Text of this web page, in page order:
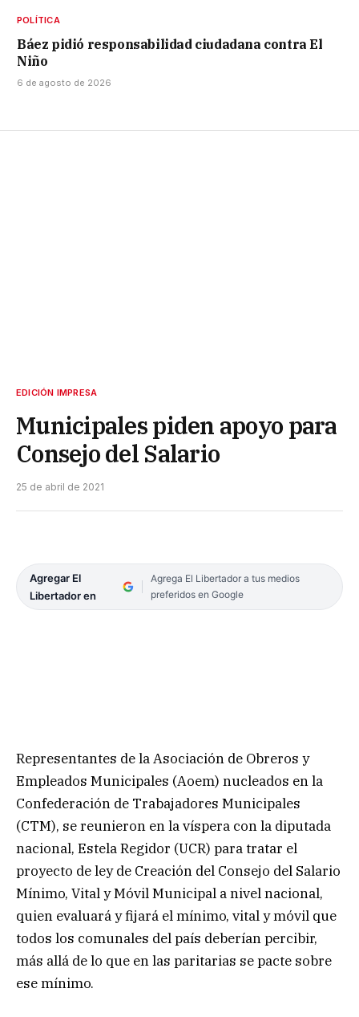
POLÍTICA
Báez pidió responsabilidad ciudadana contra El
Niño
6 de agosto de 2026
EDICIÓN IMPRESA
Municipales piden apoyo para
Consejo del Salario
25 de abril de 2021
Agregar El
Libertador en
Agrega El Libertador a tus medios
preferidos en Google
Representantes de la Asociación de Obreros y
Empleados Municipales (Aoem) nucleados en la
Confederación de Trabajadores Municipales
(CTM), se reunieron en la víspera con la diputada
nacional, Estela Regidor (UCR) para tratar el
proyecto de ley de Creación del Consejo del Salario
Mínimo, Vital y Móvil Municipal a nivel nacional,
quien evaluará y fijará el mínimo, vital y móvil que
todos los comunales del país deberían percibir,
más allá de lo que en las paritarias se pacte sobre
ese mínimo.